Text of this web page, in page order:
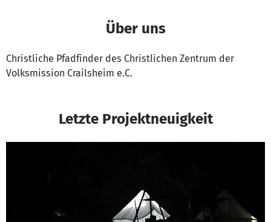
Über uns
Christliche Pfadfinder des Christlichen Zentrum der
Volksmission Crailsheim e.C.
Letzte Projektneuigkeit